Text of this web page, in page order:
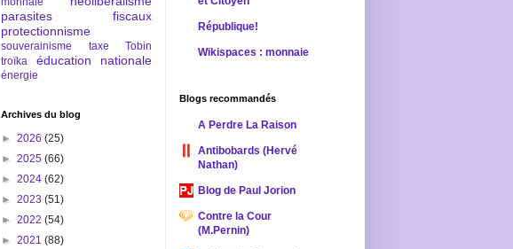
parasites fiscaux
protectionnisme
souverainisme
taxe Tobin
troïka
éducation nationale
énergie
Archives du blog
► 2026 (25)
► 2025 (66)
► 2024 (62)
► 2023 (51)
► 2022 (54)
► 2021 (88)
République!
Wikispaces : monnaie
Blogs recommandés
A Perdre La Raison
Antibobards (Hervé
Nathan)
Blog de Paul Jorion
Contre la Cour
(M.Pernin)